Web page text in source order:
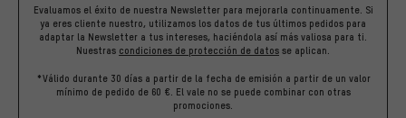
Evaluamos el éxito de nuestra Newsletter para mejorarla continuamente. Si
ya eres cliente nuestro, utilizamos los datos de tus últimos pedidos para
adaptar la Newsletter a tus intereses, haciéndola así más valiosa para ti.
Nuestras condiciones de protección de datos se aplican.
*Válido durante 30 días a partir de la fecha de emisión a partir de un valor
mínimo de pedido de 60 €. El vale no se puede combinar con otras
promociones.